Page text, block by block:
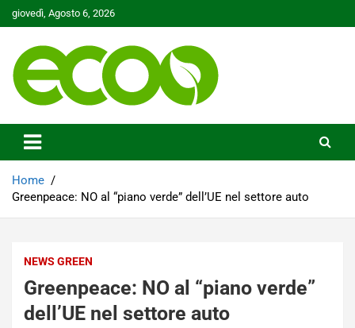
Skip
to
giovedì, Agosto 6, 2026
Ecoo.it
Home
Greenpeace: NO al “piano verde” dell’UE nel settore auto
NEWS GREEN
Greenpeace: NO al “piano verde”
dell’UE nel settore auto